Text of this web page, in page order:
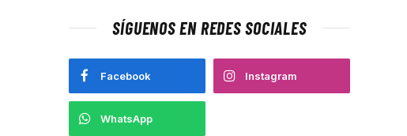
SÍGUENOS EN REDES SOCIALES
Facebook Instagram
WhatsApp